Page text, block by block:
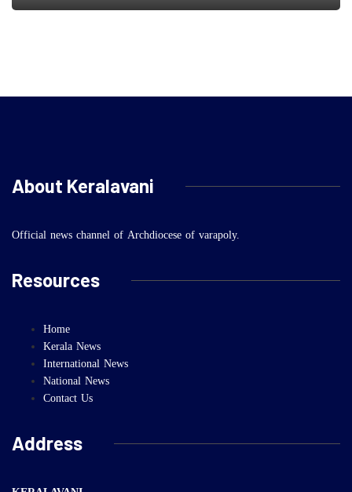
About Keralavani
Official news channel of Archdiocese of varapoly.
Resources
Home
Kerala News
International News
National News
Contact Us
Address